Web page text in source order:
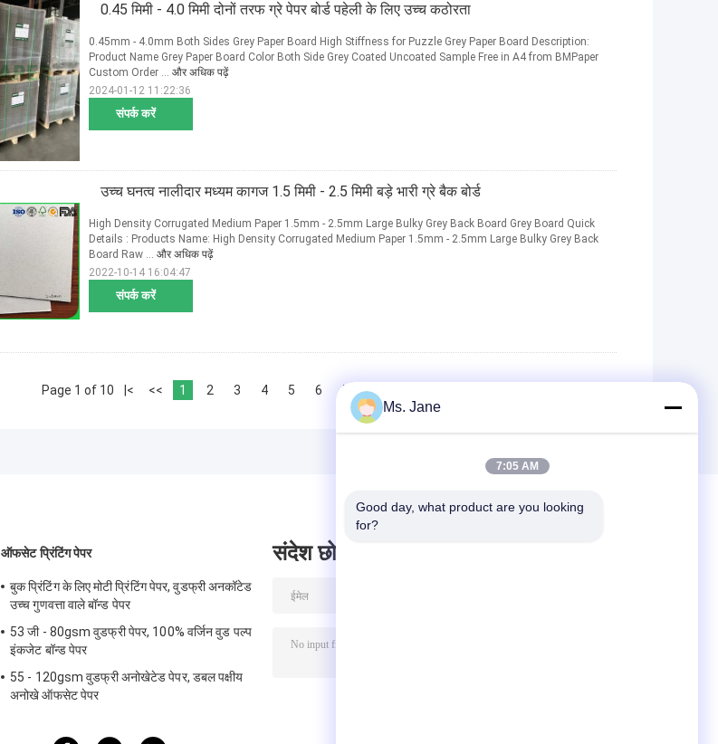
0.45 मिमी - 4.0 मिमी दोनों तरफ ग्रे पेपर बोर्ड पहेली के लिए उच्च कठोरता
संपर्क करें
0.45mm - 4.0mm Both Sides Grey Paper Board High Stiffness for Puzzle Grey Paper Board Description:
Product Name Grey Paper Board Color Both Side Grey Coated Uncoated Sample Free in A4 from BMPaper
Custom Order ... और अधिक पढ़ें
2024-01-12 11:22:36
उच्च घनत्व नालीदार मध्यम कागज 1.5 मिमी - 2.5 मिमी बड़े भारी ग्रे बैक बोर्ड
संपर्क करें
High Density Corrugated Medium Paper 1.5mm - 2.5mm Large Bulky Grey Back Board Grey Board Quick
Details : Products Name: High Density Corrugated Medium Paper 1.5mm - 2.5mm Large Bulky Grey Back
Board Raw ... और अधिक पढ़ें
2022-10-14 16:04:47
Page 1 of 10 |< << 1 2 3 4 5 6 7 8
ऑफसेट प्रिंटिंग पेपर
बुक प्रिंटिंग के लिए मोटी प्रिंटिंग पेपर, वुडफ्री अनकॉटेड
उच्च गुणवत्ता वाले बॉन्ड पेपर
53 जी - 80gsm वुडफ्री पेपर, 100% वर्जिन वुड पल्प
इंकजेट बॉन्ड पेपर
55 - 120gsm वुडफ्री अनोखेटेड पेपर, डबल पक्षीय
अनोखे ऑफसेट पेपर
संदेश छोड़ दो
Ms. Jane
7:05 AM
Good day, what product are you looking
for?